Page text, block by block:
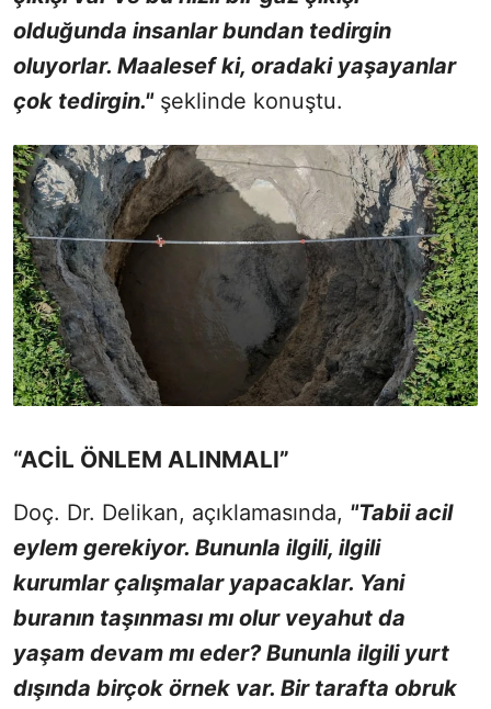
olduğunda insanlar bundan tedirgin
oluyorlar. Maalesef ki, oradaki yaşayanlar
çok tedirgin."şeklinde konuştu.
“ACİL ÖNLEM ALINMALI”
Doç. Dr. Delikan, açıklamasında, "Tabii acil
eylem gerekiyor. Bununla ilgili, ilgili
kurumlar çalışmalar yapacaklar. Yani
buranın taşınması mı olur veyahut da
yaşam devam mı eder? Bununla ilgili yurt
dışında birçok örnek var. Bir tarafta obruk